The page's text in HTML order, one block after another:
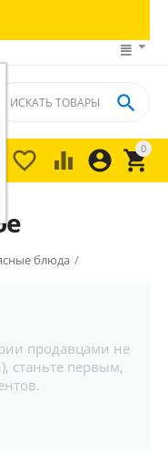
0


 

блюда /
продавцами не
станьте первым,